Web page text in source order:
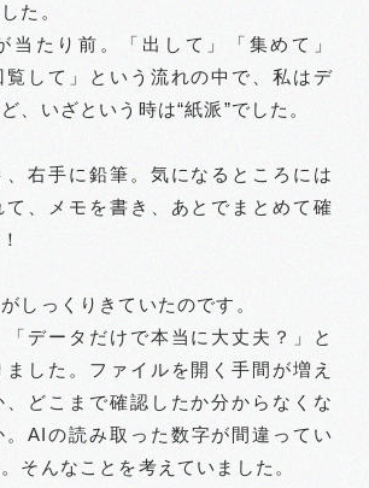
た。
当たり前。「出して」「集めて」
覧して」という流れの中で、私はデ
、いざという時は“紙派”でした。
、右手に鉛筆。気になるところには
て、メモを書き、あとでまとめて確
しっくりきていたのです。
「データだけで本当に大丈夫？」と
した。ファイルを開く手間が増え
、どこまで確認したか分からなくな
。AIの読み取った数字が間違ってい
そんなことを考えていました。